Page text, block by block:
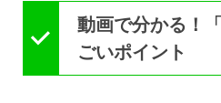
動画で分かる！
ごいポイント